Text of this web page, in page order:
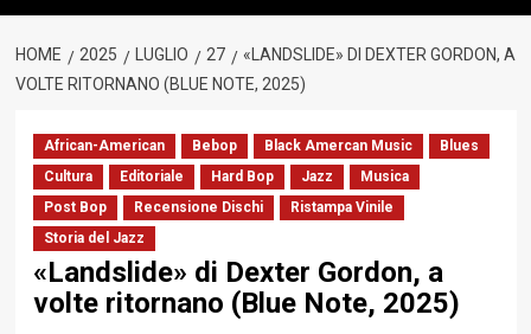
HOME 2025 LUGLIO 27
«LANDSLIDE» DI DEXTER GORDON, A
VOLTE RITORNANO (BLUE NOTE, 2025)
African-American Bebop Black Amercan Music
Blues
Cultura
Editoriale Hard Bop Jazz
Musica
Post Bop
Recensione Dischi
Ristampa Vinile
Storia del Jazz
«Landslide» di Dexter Gordon, a
volte ritornano (Blue Note, 2025)